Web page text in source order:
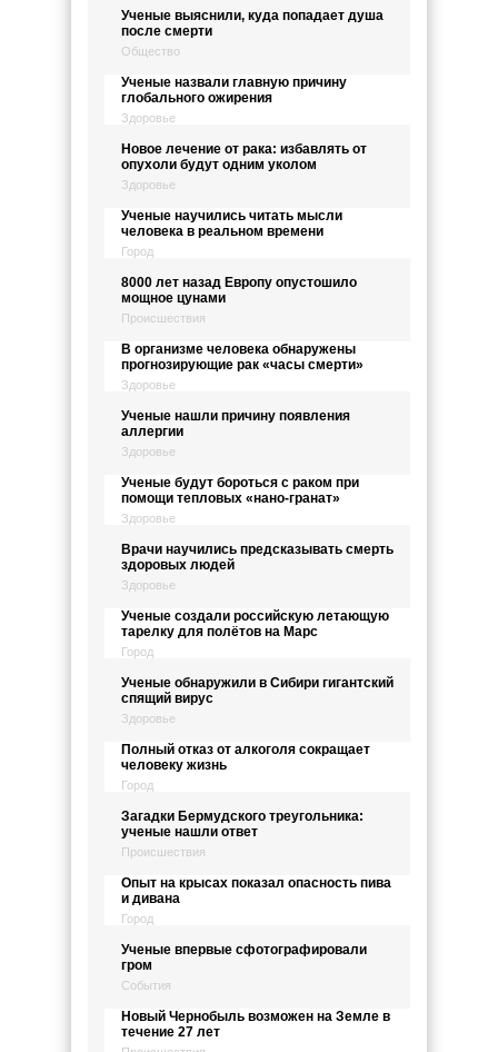
Ученые выяснили, куда попадает душа
после смерти
Общество
Ученые назвали главную причину
глобального ожирения
Здоровье
Новое лечение от рака: избавлять от
опухоли будут одним уколом
Здоровье
Ученые научились читать мысли
человека в реальном времени
Город
8000 лет назад Европу опустошило
мощное цунами
Происшествия
В организме человека обнаружены
прогнозирующие рак «часы смерти»
Здоровье
Ученые нашли причину появления
аллергии
Здоровье
Ученые будут бороться с раком при
помощи тепловых «нано-гранат»
Здоровье
Врачи научились предсказывать смерть
здоровых людей
Здоровье
Ученые создали российскую летающую
тарелку для полётов на Марс
Город
Ученые обнаружили в Сибири гигантский
спящий вирус
Здоровье
Полный отказ от алкоголя сокращает
человеку жизнь
Город
Загадки Бермудского треугольника:
ученые нашли ответ
Происшествия
Опыт на крысах показал опасность пива
и дивана
Город
Ученые впервые сфотографировали
гром
События
Новый Чернобыль возможен на Земле в
течение 27 лет